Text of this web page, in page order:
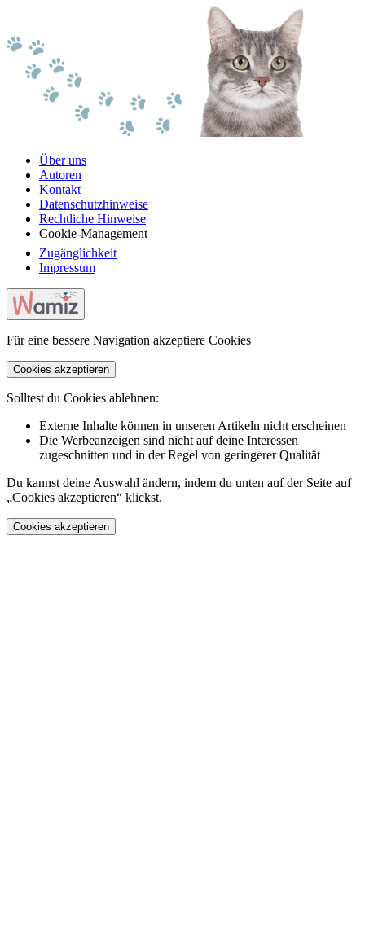
Über uns
Autoren
Kontakt
Datenschutzhinweise
Rechtliche Hinweise
Cookie-Management
Zugänglichkeit
Impressum
Für eine bessere Navigation akzeptiere Cookies
Cookies akzeptieren
Solltest du Cookies ablehnen:
Externe Inhalte können in unseren Artikeln nicht erscheinen
Die Werbeanzeigen sind nicht auf deine Interessen
zugeschnitten und in der Regel von geringerer Qualität
Du kannst deine Auswahl ändern, indem du unten auf der Seite auf
„Cookies akzeptieren“ klickst.
Cookies akzeptieren